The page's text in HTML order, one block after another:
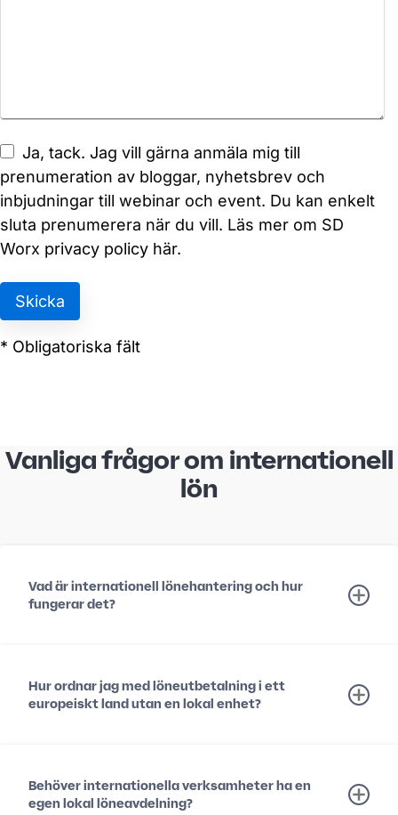
Vanliga frågor om internationell
lön
Vad är internationell lönehantering och hur
fungerar det?
Hur ordnar jag med löneutbetalning i ett
europeiskt land utan en lokal enhet?
Behöver internationella verksamheter ha en
egen lokal löneavdelning?